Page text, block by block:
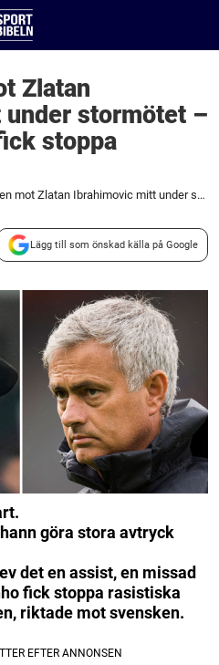
Zlatan
stormötet –
stoppa
Nya attacken mot Zlatan Ibrahimovic mitt under stormötet – José Mourinho fick stoppa påhoppen
Lägg till som önskad källa på Google
göra stora avtryck
det en assist, en missad
fick stoppa rasistiska
riktade mot svensken.